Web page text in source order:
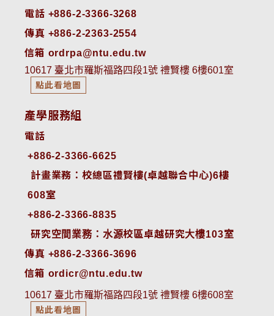
電話 +886-2-3366-3268
傳真 +886-2-2363-2554
信箱 ordrpa@ntu.edu.tw
10617 臺北市羅斯福路四段1號 禮賢樓 6樓601室
點此看地圖
產學服務組
電話
+886-2-3366-6625
計畫業務：校總區禮賢樓(卓越聯合中心)6樓
608室
+886-2-3366-8835
研究空間業務：水源校區卓越研究大樓103室
傳真 +886-2-3366-3696
信箱 ordicr@ntu.edu.tw
10617 臺北市羅斯福路四段1號 禮賢樓 6樓608室
點此看地圖